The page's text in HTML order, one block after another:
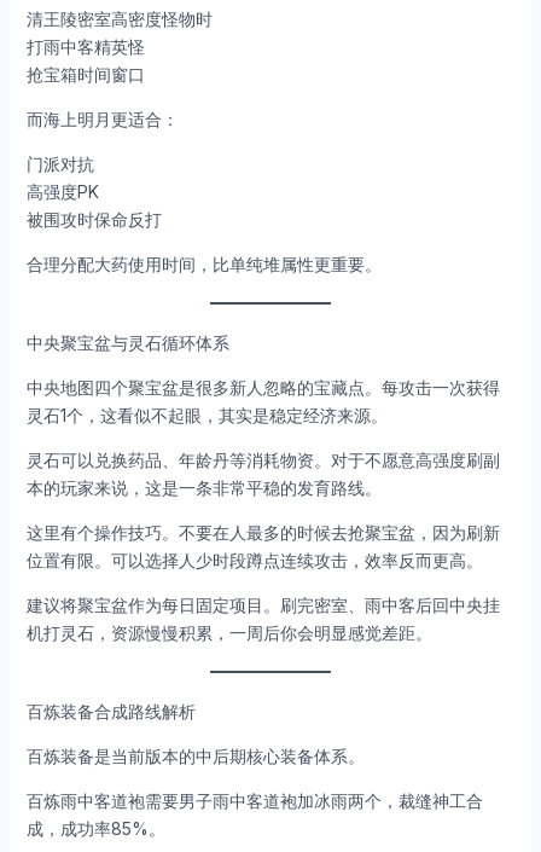
清王陵密室高密度怪物时
打雨中客精英怪
抢宝箱时间窗口
而海上明月更适合：
门派对抗
高强度PK
被围攻时保命反打
合理分配大药使用时间，比单纯堆属性更重要。
中央聚宝盆与灵石循环体系
中央地图四个聚宝盆是很多新人忽略的宝藏点。每攻击一次获得
灵石1个，这看似不起眼，其实是稳定经济来源。
灵石可以兑换药品、年龄丹等消耗物资。对于不愿意高强度刷副
本的玩家来说，这是一条非常平稳的发育路线。
这里有个操作技巧。不要在人最多的时候去抢聚宝盆，因为刷新
位置有限。可以选择人少时段蹲点连续攻击，效率反而更高。
建议将聚宝盆作为每日固定项目。刷完密室、雨中客后回中央挂
机打灵石，资源慢慢积累，一周后你会明显感觉差距。
百炼装备合成路线解析
百炼装备是当前版本的中后期核心装备体系。
百炼雨中客道袍需要男子雨中客道袍加冰雨两个，裁缝神工合
成，成功率85%。